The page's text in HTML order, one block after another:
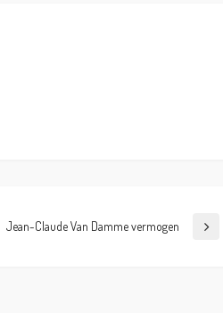
Jean-Claude Van Damme vermogen